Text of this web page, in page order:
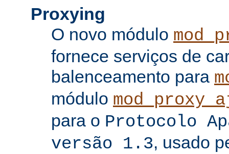
Proxying
O novo módulo
fornece serviços de
balenceamento para
módulo
para o Protocolo
versão 1.3, usado